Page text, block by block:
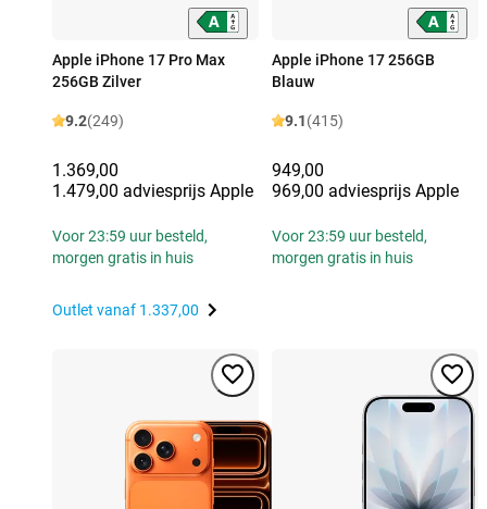
Apple iPhone 17 Pro Max
256GB Zilver
9.2(249)
1.369,00
1.479,00 adviesprijs Apple
Voor 23:59 uur besteld,
morgen gratis in huis
Outlet vanaf 1.337,00
Apple iPhone 17 256GB
Blauw
9.1(415)
949,00
969,00 adviesprijs Apple
Voor 23:59 uur besteld,
morgen gratis in huis